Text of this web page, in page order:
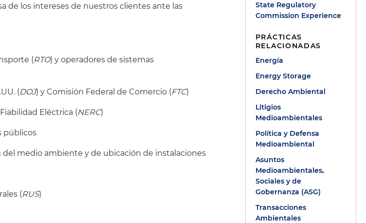
de los intereses de nuestros clientes ante las
(RTO) y operadores de sistemas
(DOJ) y Comisión Federal de Comercio (FTC)
Eléctrica (NERC)
públicos
medio ambiente y de ubicación de instalaciones
(RUS)
State Regulatory
Commission Experience
PRÁCTICAS
RELACIONADAS
Energía
Energy Storage
Derecho Ambiental
Litigios
Medioambientales
Política y Defensa
Medioambiental
Asuntos
Medioambientales,
Sociales y de
Gobernanza (ASG)
Transacciones
Ambientales